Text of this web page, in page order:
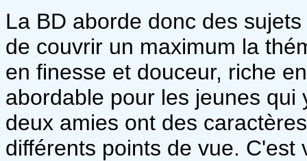
La BD aborde donc des
de couvrir un maximum la
en finesse et douceur, riche
abordable pour les jeunes
deux amies ont des
différents points de vue.